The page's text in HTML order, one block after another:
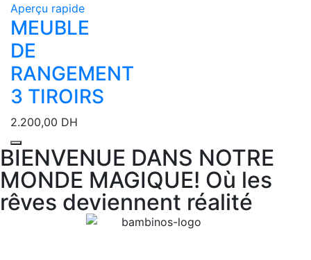
Aperçu rapide
MEUBLE
DE
RANGEMENT
3 TIROIRS
2.200,00 DH
BIENVENUE DANS NOTRE
MONDE MAGIQUE! Où les
rêves deviennent réalité